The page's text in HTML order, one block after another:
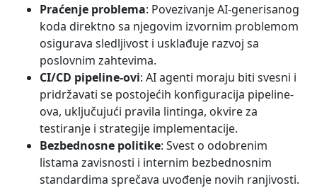
Praćenje problema: Povezivanje AI-generisanog
koda direktno sa njegovim izvornim problemom
osigurava sledljivost i usklađuje razvoj sa
poslovnim zahtevima.
CI/CD pipeline-ovi: AI agenti moraju biti svesni i
pridržavati se postojećih konfiguracija pipeline-
ova, uključujući pravila lintinga, okvire za
testiranje i strategije implementacije.
Bezbednosne politike: Svest o odobrenim
listama zavisnosti i internim bezbednosnim
standardima sprečava uvođenje novih ranjivosti.